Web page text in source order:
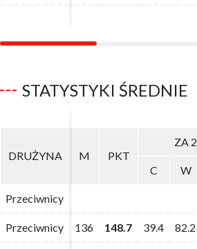
STATYSTYKI ŚREDNIE
DRUŻYNA M PKT
ZA 2
C W
Przeciwnicy
Przeciwnicy 136 148.7 39.4 82.2
DRUŻYNA M PKT
ZA 2
C W
Przeciwnicy
Przeciwnicy 136 148.7 39.4 82.2